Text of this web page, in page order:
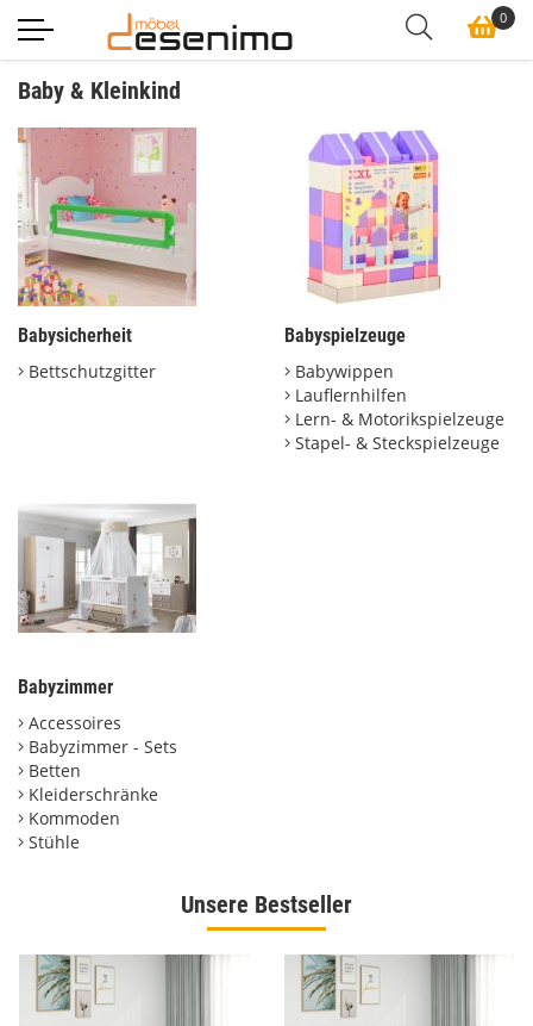
0
Baby & Kleinkind
Babysicherheit
Bettschutzgitter
Babyspielzeuge
Babywippen
Lauflernhilfen
Lern- & Motorikspielzeuge
Stapel- & Steckspielzeuge
Babyzimmer
Accessoires
Babyzimmer - Sets
Betten
Kleiderschränke
Kommoden
Stühle
Unsere Bestseller